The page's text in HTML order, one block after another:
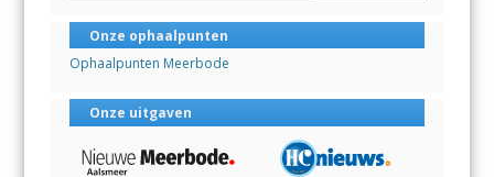
Onze ophaalpunten
Ophaalpunten Meerbode
Onze uitgaven